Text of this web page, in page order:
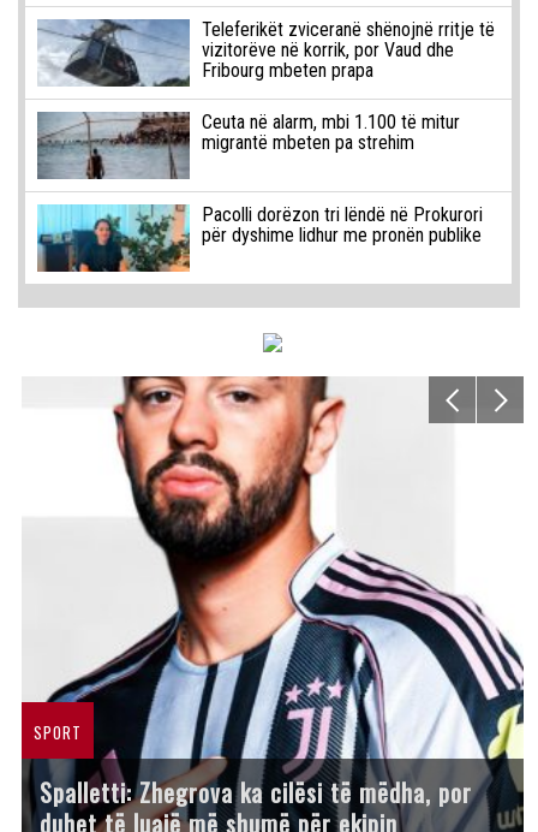
Teleferikët zviceranë shënojnë rritje të
vizitorëve në korrik, por Vaud dhe
Fribourg mbeten prapa
Ceuta në alarm, mbi 1.100 të mitur
migrantë mbeten pa strehim
Pacolli dorëzon tri lëndë në Prokurori
për dyshime lidhur me pronën publike
SPORT
Spalletti: Zhegrova ka cilësi të mëdha, por
duhet të luajë më shumë për ekipin